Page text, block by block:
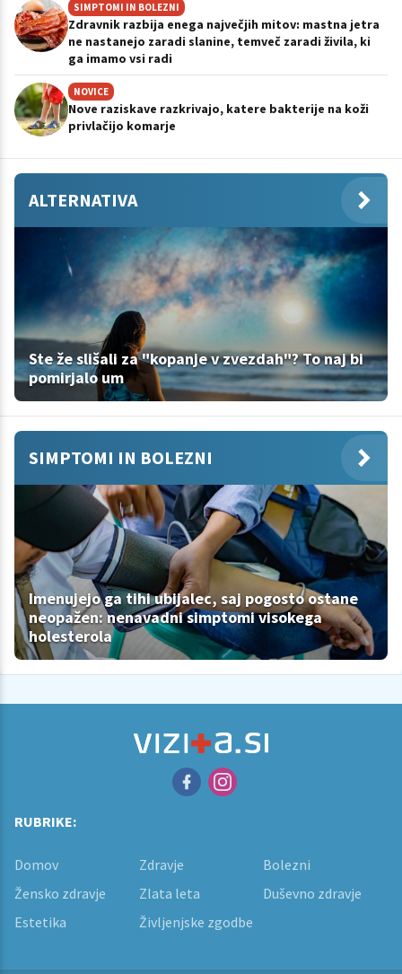
SIMPTOMI IN BOLEZNI
Zdravnik razbija enega največjih mitov: mastna jetra
ne nastanejo zaradi slanine, temveč zaradi živila, ki
ga imamo vsi radi
NOVICE
Nove raziskave razkrivajo, katere bakterije na koži
privlačijo komarje
ALTERNATIVA
Ste že slišali za "kopanje v zvezdah"? To naj bi
pomirjalo um
SIMPTOMI IN BOLEZNI
Imenujejo ga tihi ubijalec, saj pogosto ostane
neopažen: nenavadni simptomi visokega
holesterola
RUBRIKE:
Domov Zdravje
Bolezni
Žensko zdravje
Zlata leta
Duševno zdravje
Estetika
Življenjske zgodbe